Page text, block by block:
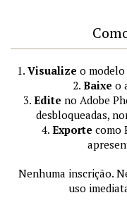
1. Visualize o
2. Baixe o
3. Edite no Adobe
desbloqueadas,
4. Exporte como
Nenhuma inscrição.
uso